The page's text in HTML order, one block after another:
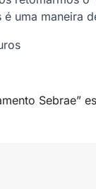
uma maneira
Sebrae”